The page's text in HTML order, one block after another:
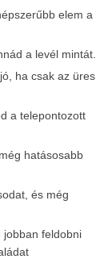
elem a
a levél mintát.
ha csak az üres
a telepontozott
hatásosabb
és még
jobban feldobni